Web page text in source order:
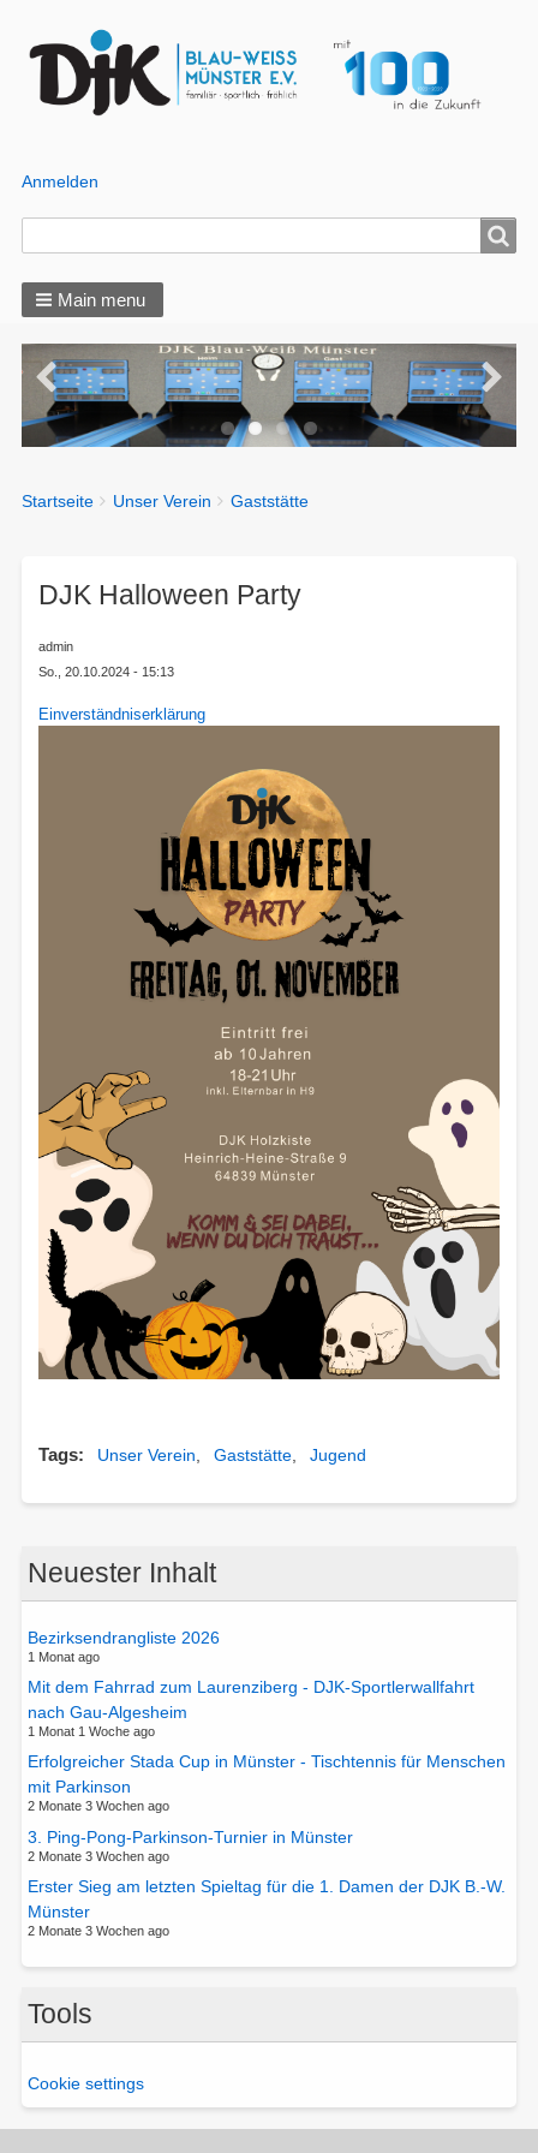
Benutzer
Menü
Anmelden
Main menu
Breadcrumbs
You
Startseite Unser Verein Gaststätte
DJK Halloween Party
admin
So., 20.10.2024 - 15:13
Einverständniserklärung
Tags Unser Verein Gaststätte Jugend
Neuester Inhalt
Bezirksendrangliste 2026
1 Monat ago
Mit dem Fahrrad zum Laurenziberg - DJK-Sportlerwallfahrt
nach Gau-Algesheim
1 Monat 1 Woche ago
Erfolgreicher Stada Cup in Münster - Tischtennis für Menschen
mit Parkinson
2 Monate 3 Wochen ago
3. Ping-Pong-Parkinson-Turnier in Münster
2 Monate 3 Wochen ago
Erster Sieg am letzten Spieltag für die 1. Damen der DJK B.-W.
Münster
2 Monate 3 Wochen ago
Tools
Cookie settings